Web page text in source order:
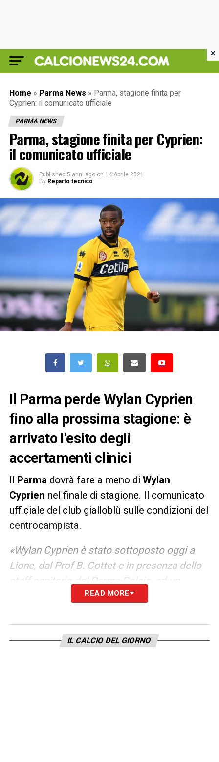
Home » Parma News » Parma, stagione finita per
Cyprien: il comunicato ufficiale
PARMA NEWS
Parma, stagione finita per Cyprien:
il comunicato ufficiale
Published 5 anni ago on 14 Aprile 2021
By Reparto tecnico
Il Parma perde Wylan Cyprien
fino alla prossima stagione: è
arrivato l’esito degli
accertamenti clinici
Il Parma dovrà fare a meno di Wylan
Cyprien nel finale di stagione. Il comunicato
ufficiale del club gialloblù sulle condizioni del
centrocampista.
«Wylan Cyprien è stato sottoposto oggi a
Lione, dal Prof B. Cottet e in presenza dello
staff sanitario del Parma Calcio, ad un
intervento di tenotomia dell’adduttore lungo
programma. L’atleta verrà dimesso domani
per iniziare la terapia che prevede una
READ MORE
IL CALCIO DEL GIORNO
×